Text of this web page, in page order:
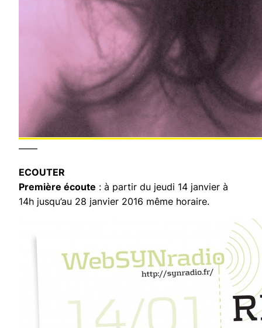
——
ECOUTER
Première écoute : à partir du jeudi 14 janvier à
14h jusqu’au 28 janvier 2016 même horaire.